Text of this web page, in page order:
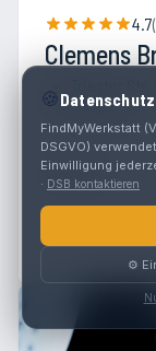
4.7(
Clemens
1230 Wien
Werkstatt
🍪
FindMyWerkstatt
DSGVO)
Einwilligung
· DSB kontaktieren
⚙️